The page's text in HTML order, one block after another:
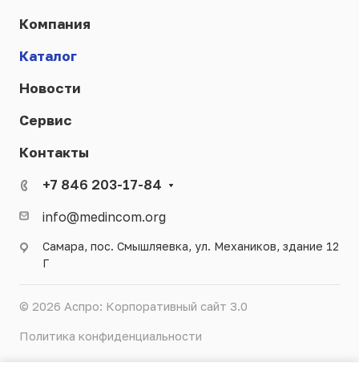
Компания
Каталог
Новости
Сервис
Контакты
+7 846 203-17-84
info@medincom.org
Самара, пос. Смышляевка, ул. Механиков, здание 12
Г
© 2026 Аспро: Корпоративный сайт 3.0
Политика конфиденциальности